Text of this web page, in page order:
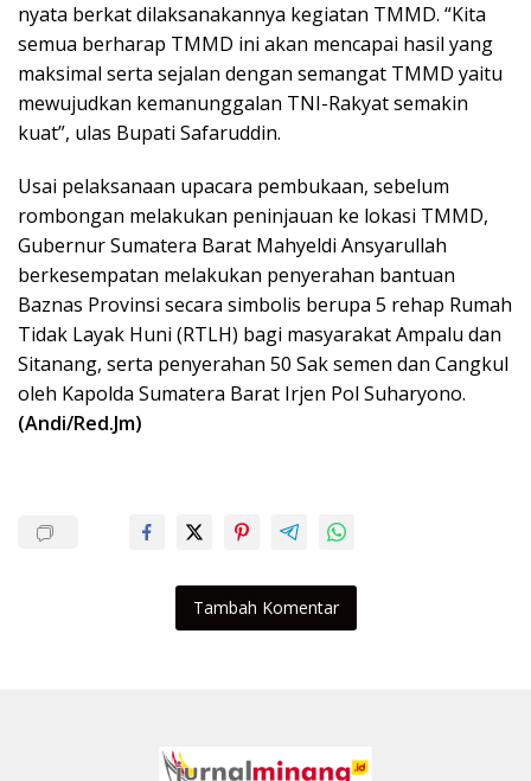
nyata berkat dilaksanakannya kegiatan TMMD. “Kita
semua berharap TMMD ini akan mencapai hasil yang
maksimal serta sejalan dengan semangat TMMD yaitu
mewujudkan kemanunggalan TNI-Rakyat semakin
kuat”, ulas Bupati Safaruddin.
Usai pelaksanaan upacara pembukaan, sebelum
rombongan melakukan peninjauan ke lokasi TMMD,
Gubernur Sumatera Barat Mahyeldi Ansyarullah
berkesempatan melakukan penyerahan bantuan
Baznas Provinsi secara simbolis berupa 5 rehap Rumah
Tidak Layak Huni (RTLH) bagi masyarakat Ampalu dan
Sitanang, serta penyerahan 50 Sak semen dan Cangkul
oleh Kapolda Sumatera Barat Irjen Pol Suharyono.
(Andi/Red.Jm)
Tambah Komentar